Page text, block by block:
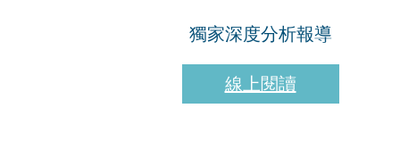
獨家深度分析報導
線上閱讀